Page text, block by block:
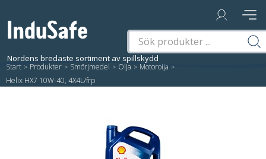
Start / Produkter / Smörjmedel / Olja / Motorolja /
Helix HX7 10W-40, 4X4L/frp